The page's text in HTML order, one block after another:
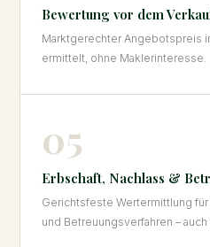
Bewertung vor dem
Marktgerechter Angebotspreis
ermittelt, ohne Maklerinteresse.
05
Erbschaft, Nachlass &
Gerichtsfeste Wertermittlung
und Betreuungsverfahren –